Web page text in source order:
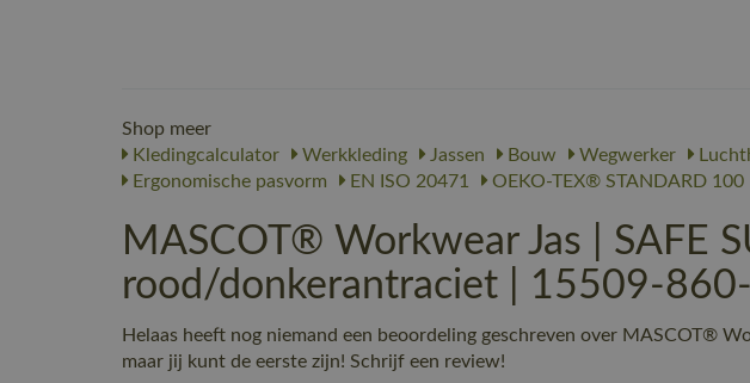
Shop meer
Kledingcalculator
Werkkleding Jassen Bouw Wegwerker
Ergonomische pasvorm
EN ISO 20471 OEKO-TEX® STANDARD 100
MASCOT® Workwear Jas | SAFE
rood/donkerantraciet | 15509-
Helaas heeft nog niemand een beoordeling geschreven over MASCOT®
maar jij kunt de eerste zijn! Schrijf een review!